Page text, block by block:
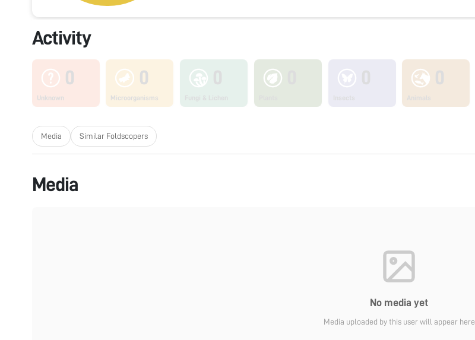
Activity
0
Unknown
0
Microorganisms
Media Similar Foldscopers
Media
No media yet
Media uploaded by this user will appear here